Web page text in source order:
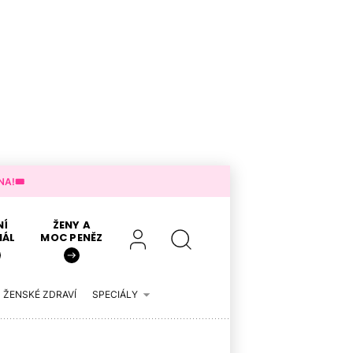
ŽENY A
MOC PENĚZ
ŽENSKÉ ZDRAVÍ SPECIÁLY